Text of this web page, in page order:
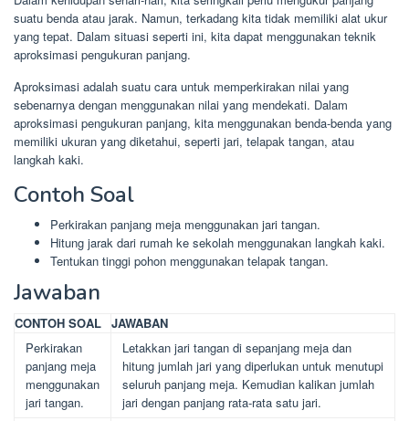
suatu benda atau jarak. Namun, terkadang kita tidak memiliki alat ukur
yang tepat. Dalam situasi seperti ini, kita dapat menggunakan teknik
aproksimasi pengukuran panjang.
Aproksimasi adalah suatu cara untuk memperkirakan nilai yang
sebenarnya dengan menggunakan nilai yang mendekati. Dalam
aproksimasi pengukuran panjang, kita menggunakan benda-benda yang
memiliki ukuran yang diketahui, seperti jari, telapak tangan, atau
langkah kaki.
Contoh Soal
Perkirakan panjang meja menggunakan jari tangan.
Hitung jarak dari rumah ke sekolah menggunakan langkah kaki.
Tentukan tinggi pohon menggunakan telapak tangan.
Jawaban
CONTOH SOAL JAWABAN
Perkirakan
panjang meja
menggunakan
jari tangan.
Letakkan jari tangan di sepanjang meja dan
hitung jumlah jari yang diperlukan untuk menutupi
seluruh panjang meja. Kemudian kalikan jumlah
jari dengan panjang rata-rata satu jari.